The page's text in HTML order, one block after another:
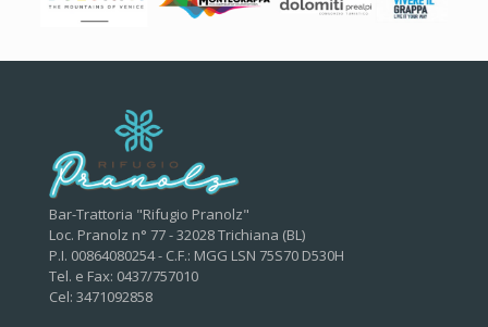
Bar-Trattoria "Rifugio Pranolz"
Loc. Pranolz n° 77 - 32028 Trichiana (BL)
P.I. 00864080254 - C.F.: MGG LSN 75S70 D530H
Tel. e Fax: 0437/757010
Cel: 3471092858